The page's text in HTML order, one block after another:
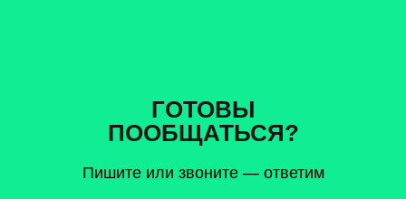
Пишите или звоните — ответим
ГОТОВЫ
ПООБЩАТЬСЯ?